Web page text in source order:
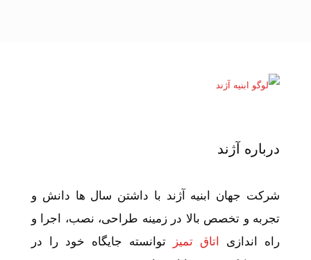
درباره آژند
شرکت جهان ابنیه آژند با داشتن سال ها دانش و
تجربه و تخصص بالا در زمینه طراحی، نصب، اجرا و
راه اندازی
اتاق تمیز
توانسته جایگاه خود را در